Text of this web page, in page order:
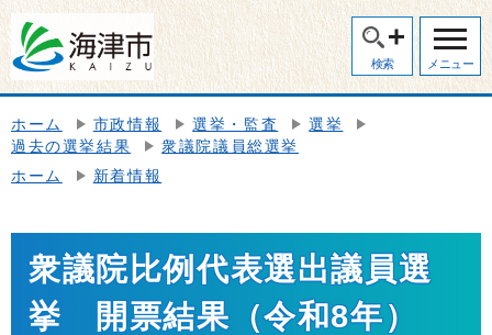
検索 メニュー
ホーム 市政情報 選挙・監査
選挙
過去の選挙結果
衆議院議員総選挙
ホーム
新着情報
衆議院比例代表選出議員選
挙 開票結果（令和8年）